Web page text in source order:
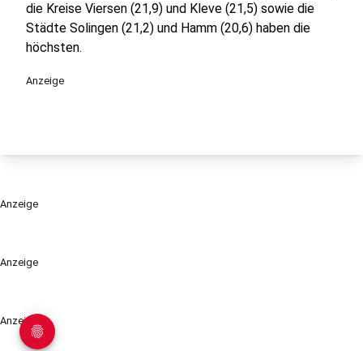
Anzeige
Anzeige
die Kreise Viersen (21,9) und Kleve (21,5) sowie die
Städte Solingen (21,2) und Hamm (20,6) haben die
höchsten.
Anzeige
Anzeige